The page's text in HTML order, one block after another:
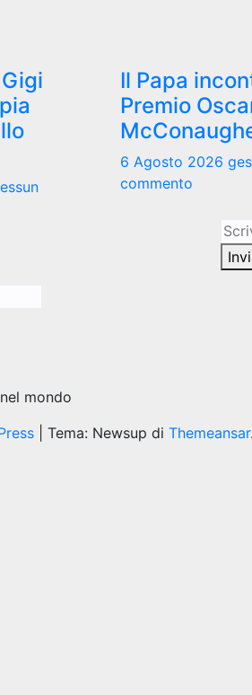
Il Papa
Premio
6 Agosto 2026
commento
mondo
Tema: Newsup di Themeansar.